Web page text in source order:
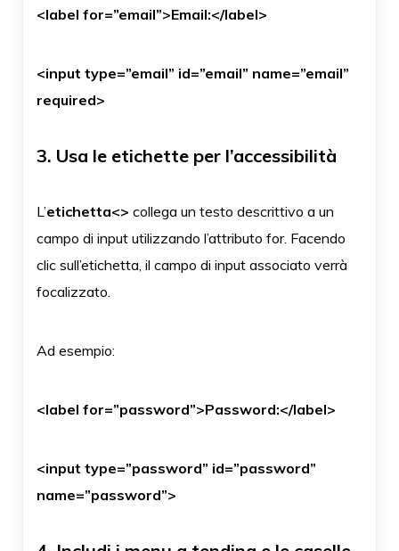
<label for=”email”>Email:</label>
<input type=”email” id=”email” name=”email”
required>
3. Usa le etichette per l’accessibilità
L’etichetta<> collega un testo descrittivo a un
campo di input utilizzando l’attributo for. Facendo
clic sull’etichetta, il campo di input associato verrà
focalizzato.
Ad esempio:
<label for=”password”>Password:</label>
<input type=”password” id=”password”
name=”password”>